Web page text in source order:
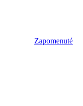
Zapomenuté